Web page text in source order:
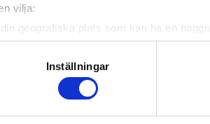
vilja:
geografiska plats som kan ha en
att aktivt skanna den för specifika
uppgifter behandlas och ställ in
när som helst från cookie-förklaringen.
för att anpassa innehållet och
Inställningar
livebevakning och statistik för
egna favoritlag i appen. För dina
Ishockeyförbundet